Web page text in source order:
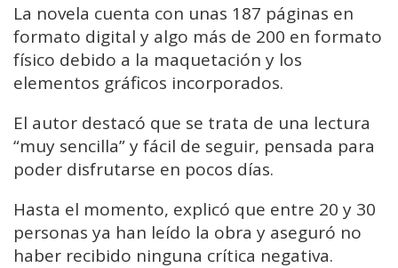
La novela cuenta con unas 187 páginas en
formato digital y algo más de 200 en formato
físico debido a la maquetación y los
elementos gráficos incorporados.
El autor destacó que se trata de una lectura
“muy sencilla” y fácil de seguir, pensada para
poder disfrutarse en pocos días.
Hasta el momento, explicó que entre 20 y 30
personas ya han leído la obra y aseguró no
haber recibido ninguna crítica negativa.